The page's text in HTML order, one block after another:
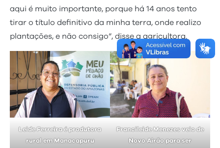
aqui é muito importante, porque há 14 anos tento
tirar o título definitivo da minha terra, onde realizo
plantações, e não consigo”, disse a agricultora.
Leide Ferreira é produtora
rural em Manacapuru
Francileide Menezes veio de
Novo Airão para ser